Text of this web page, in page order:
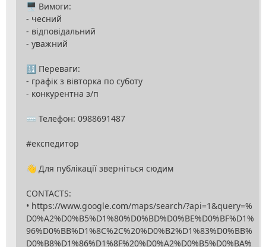
🖥 Вимоги:
- чесний
- відповідальний
- уважний
🔢 Переваги:
- графік з вівторка по суботу
- конкурентна з/п
⌨️ Телефон: 0988691487
#експедитор
👋 Для публікації зверніться сюдим
CONTACTS:
• https://www.google.com/maps/search/?api=1&query=%
D0%A2%D0%B5%D1%80%D0%BD%D0%BE%D0%BF%D1%
96%D0%BB%D1%8C%2C%20%D0%B2%D1%83%D0%BB%
D0%B8%D1%86%D1%8F%20%D0%A2%D0%B5%D0%BA%